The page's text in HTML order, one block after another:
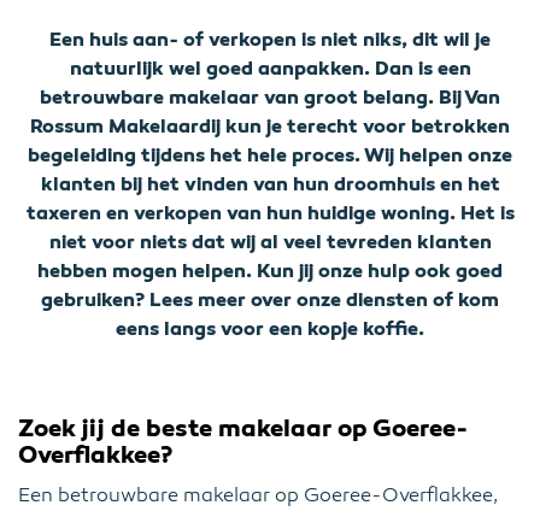
Een huis aan- of verkopen is niet niks, dit wil je
natuurlijk wel goed aanpakken. Dan is een
betrouwbare makelaar van groot belang. Bij Van
Rossum Makelaardij kun je terecht voor betrokken
begeleiding tijdens het hele proces. Wij helpen onze
klanten bij het vinden van hun droomhuis en het
taxeren en verkopen van hun huidige woning. Het is
niet voor niets dat wij al veel tevreden klanten
hebben mogen helpen. Kun jij onze hulp ook goed
gebruiken? Lees meer over onze diensten of kom
eens langs voor een kopje koffie.
Zoek jij de beste makelaar op Goeree-
Overflakkee?
Een betrouwbare makelaar op Goeree-Overflakkee,